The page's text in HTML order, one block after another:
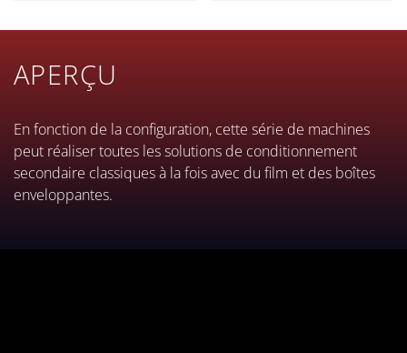
changement de format et la
traduit par une excellente
châssis offre un meilleur
format et proc
APERÇU
En fonction de la configuration, cette série de machines
peut réaliser toutes les solutions de conditionnement
secondaire classiques à la fois avec du film et des boîtes
enveloppantes.